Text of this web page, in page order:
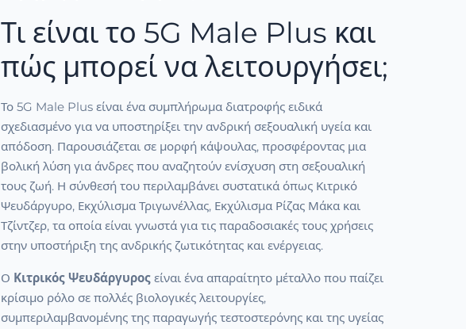
Τι είναι το 5G Male Plus και
πώς μπορεί να λειτουργήσει;
Το 5G Male Plus είναι ένα συμπλήρωμα διατροφής ειδικά
σχεδιασμένο για να υποστηρίξει την ανδρική σεξουαλική υγεία και
απόδοση. Παρουσιάζεται σε μορφή κάψουλας, προσφέροντας μια
βολική λύση για άνδρες που αναζητούν ενίσχυση στη σεξουαλική
τους ζωή. Η σύνθεσή του περιλαμβάνει συστατικά όπως Κιτρικό
Ψευδάργυρο, Εκχύλισμα Τριγωνέλλας, Εκχύλισμα Ρίζας Μάκα και
Τζίντζερ, τα οποία είναι γνωστά για τις παραδοσιακές τους χρήσεις
στην υποστήριξη της ανδρικής ζωτικότητας και ενέργειας.
Ο Κιτρικός Ψευδάργυρος είναι ένα απαραίτητο μέταλλο που παίζει
κρίσιμο ρόλο σε πολλές βιολογικές λειτουργίες,
συμπεριλαμβανομένης της παραγωγής τεστοστερόνης και της υγείας